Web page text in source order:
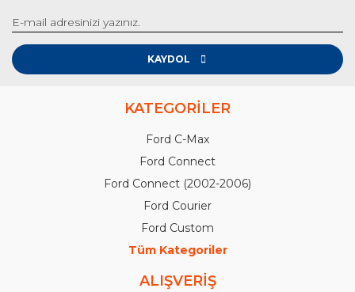
KAYDOL
KATEGORİLER
Ford C-Max
Ford Connect
Ford Connect (2002-2006)
Ford Courier
Ford Custom
Tüm Kategoriler
ALIŞVERİŞ